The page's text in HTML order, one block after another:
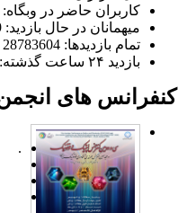
کاربران حاضر در وبگاه: 0 کاربر
میهمانان در حال بازدید: 2139 کاربر
تمام بازدید‌ها: 28783604 بازدید
بازدید ۲۴ ساعت گذشته: 67478 بازدید
های انجمن
.